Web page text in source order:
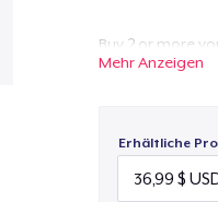
Buy 2 or more
Possesses
washable.
Mehr Anzeigen
Erhältliche